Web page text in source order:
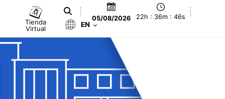
Tienda
Virtual
05/08/2026 22h : 36m : 46s
EN